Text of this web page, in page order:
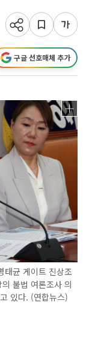
구글 선호매체 추가
균 게이트 진상조
불법 여론조사 의
있다. (연합뉴스)